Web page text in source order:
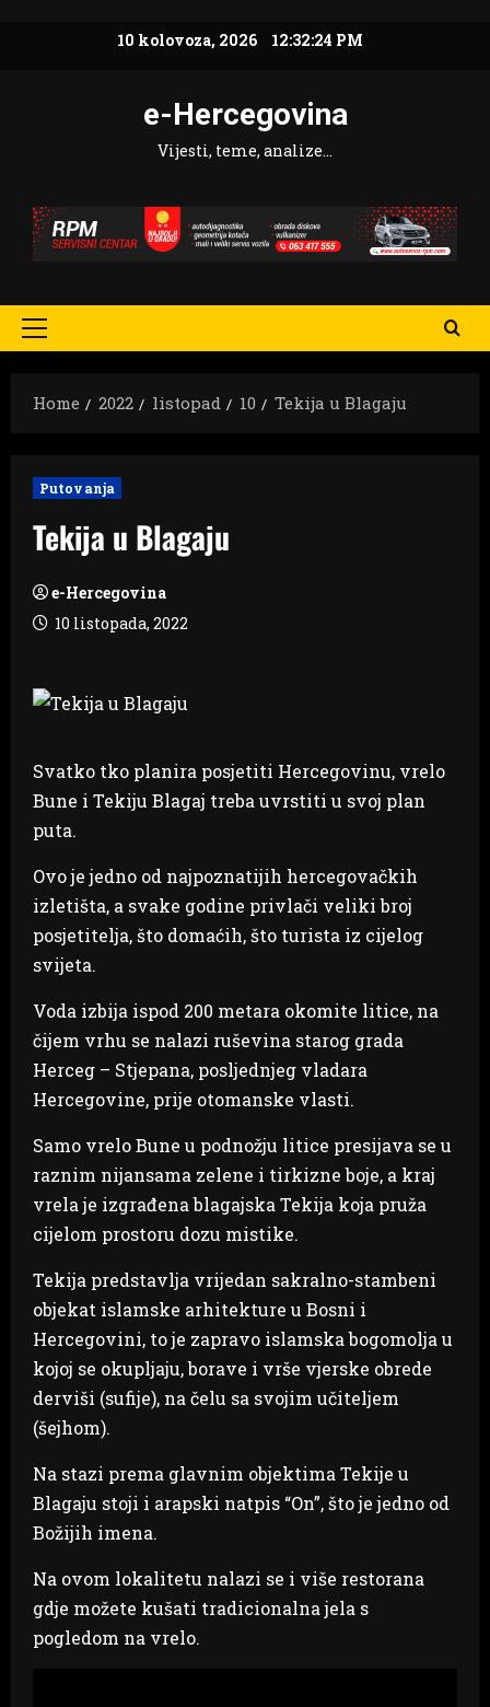
10 kolovoza, 2026 12:32:25 PM
e-Hercegovina
Vijesti, teme, analize…
Primary
Home
2022 listopad 10 Tekija u Blagaju
Putovanja
Tekija u Blagaju
e-Hercegovina
10 listopada, 2022
Svatko tko planira posjetiti Hercegovinu, vrelo
Bune i Tekiju Blagaj treba uvrstiti u svoj plan
puta.
Ovo je jedno od najpoznatijih hercegovačkih
izletišta, a svake godine privlači veliki broj
posjetitelja, što domaćih, što turista iz cijelog
svijeta.
Voda izbija ispod 200 metara okomite litice, na
čijem vrhu se nalazi ruševina starog grada
Herceg – Stjepana, posljednjeg vladara
Hercegovine, prije otomanske vlasti.
Samo vrelo Bune u podnožju litice presijava se u
raznim nijansama zelene i tirkizne boje, a kraj
vrela je izgrađena blagajska Tekija koja pruža
cijelom prostoru dozu mistike.
Tekija predstavlja vrijedan sakralno-stambeni
objekat islamske arhitekture u Bosni i
Hercegovini, to je zapravo islamska bogomolja u
kojoj se okupljaju, borave i vrše vjerske obrede
derviši (sufije), na čelu sa svojim učiteljem
(šejhom).
Na stazi prema glavnim objektima Tekije u
Blagaju stoji i arapski natpis “On”, što je jedno od
Božijih imena.
Na ovom lokalitetu nalazi se i više restorana
gdje možete kušati tradicionalna jela s
pogledom na vrelo.